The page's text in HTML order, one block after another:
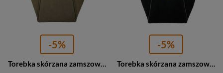
-5% -5%